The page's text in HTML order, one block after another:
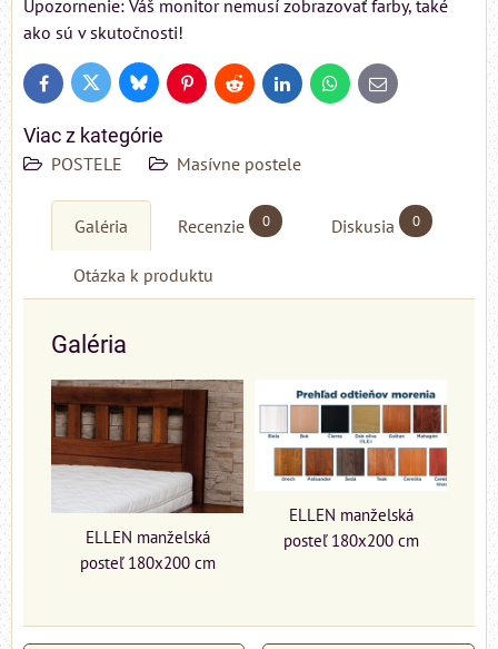
Upozornenie: Váš monitor nemusí zobrazovať farby, také
ako sú v skutočnosti!
FacebookTwitter BlueskyPinterestReddit LinkedInWhatsApp
E-
mail
Viac z kategórie
POSTELE Masívne postele
Galéria Recenzie 0 Diskusia 0
Otázka k produktu
Galéria
ELLEN manželská
posteľ 180x200 cm
ELLEN manželská
posteľ 180x200 cm